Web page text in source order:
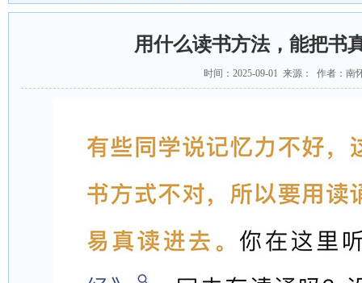
用什么读书方法，能把书
时间：2025-09-01 来源： 作者：南